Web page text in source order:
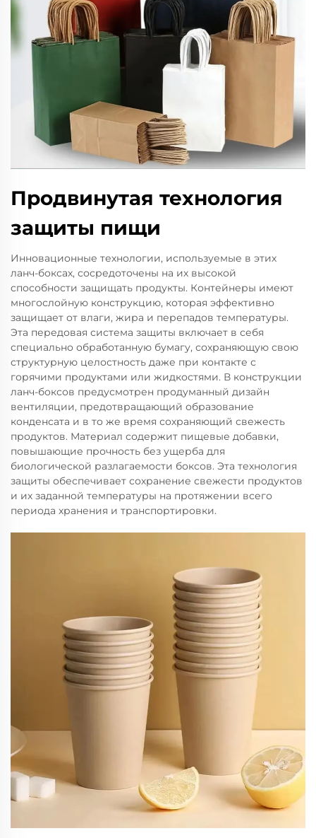
Продвинутая технология
защиты пищи
Инновационные технологии, используемые в этих
ланч-боксах, сосредоточены на их высокой
способности защищать продукты. Контейнеры имеют
многослойную конструкцию, которая эффективно
защищает от влаги, жира и перепадов температуры.
Эта передовая система защиты включает в себя
специально обработанную бумагу, сохраняющую свою
структурную целостность даже при контакте с
горячими продуктами или жидкостями. В конструкции
ланч-боксов предусмотрен продуманный дизайн
вентиляции, предотвращающий образование
конденсата и в то же время сохраняющий свежесть
продуктов. Материал содержит пищевые добавки,
повышающие прочность без ущерба для
биологической разлагаемости боксов. Эта технология
защиты обеспечивает сохранение свежести продуктов
и их заданной температуры на протяжении всего
периода хранения и транспортировки.